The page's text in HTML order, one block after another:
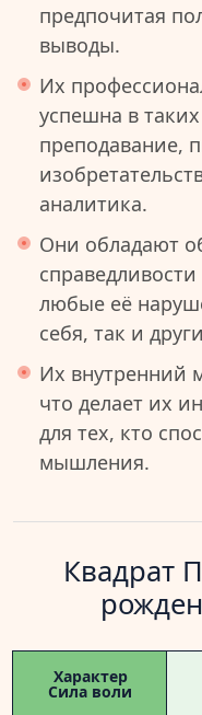
предпочитая
выводы.
Их
успешна в
преподавание,
аналитика.
Они обладают
любые её
себя, так и
Их внутренний
что делает их
для тех, кто
мышления.
Квадрат
Характер
Сила воли